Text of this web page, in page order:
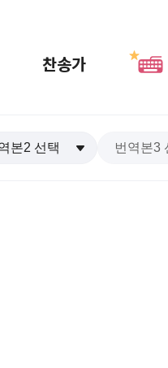
찬송가